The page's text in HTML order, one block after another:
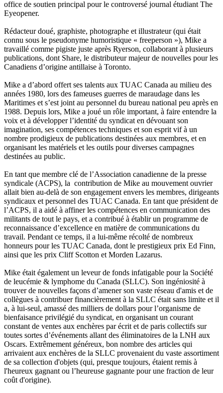
office de soutien principal pour le controversé journal étudiant The
Eyeopener.
Rédacteur doué, graphiste, photographe et illustrateur (qui était
connu sous le pseudonyme humoristique « freeperson »), Mike a
travaillé comme pigiste juste après Ryerson, collaborant à plusieurs
publications, dont Share, le distributeur majeur de nouvelles pour les
Canadiens d’origine antillaise à Toronto.
Mike a d’abord offert ses talents aux TUAC Canada au milieu des
années 1980, lors des fameuses guerres de maraudage dans les
Maritimes et s’est joint au personnel du bureau national peu après en
1988. Depuis lors, Mike a joué un rôle important, à faire entendre la
voix et à développer l’identité du syndicat en dévouant son
imagination, ses compétences techniques et son esprit vif à un
nombre prodigieux de publications destinées aux membres, et en
organisant les matériels et les outils pour diverses campagnes
destinées au public.
En tant que membre clé de l’Association canadienne de la presse
syndicale (ACPS), la contribution de Mike au mouvement ouvrier
allait bien au-delà de son engagement envers les membres, dirigeants
syndicaux et personnel des TUAC Canada. En tant que président de
l’ACPS, il a aidé à affiner les compétences en communication des
militants de tout le pays, et a contribué à établir un programme de
reconnaissance d’excellence en matière de communications du
travail. Pendant ce temps, il a lui-même récolté de nombreux
honneurs pour les TUAC Canada, dont le prestigieux prix Ed Finn,
ainsi que les prix Cliff Scotton et Morden Lazarus.
Mike était également un leveur de fonds infatigable pour la Société
de leucémie & lymphome du Canada (SLLC). Son ingéniosité à
trouver de nouvelles façons d’amener son vaste réseau d'amis et de
collègues à contribuer financièrement à la SLLC était sans limite et il
a, à lui-seul, amassé des milliers de dollars pour l’organisme de
bienfaisance privilégié du syndicat, en organisant un courant
constant de ventes aux enchères par écrit et de paris collectifs sur
toutes sortes d’événements allant des éliminatoires de la LNH aux
Oscars. Extrêmement généreux, bon nombre des articles qui
arrivaient aux enchères de la SLLC provenaient du vaste assortiment
de sa collection d'objets (qui, presque toujours, étaient remis à
l'heureux gagnant ou l’heureuse gagnante pour une fraction de leur
coût d'origine).